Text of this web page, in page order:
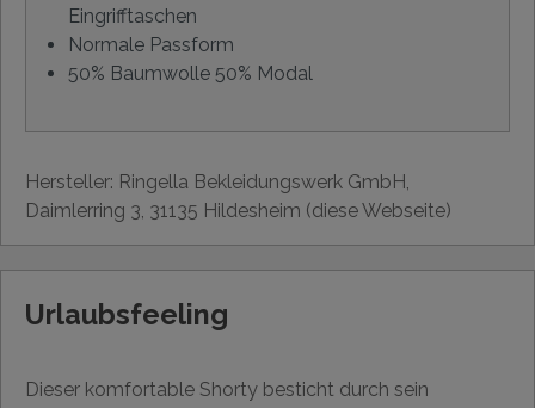
Eingrifftaschen
Normale Passform
50% Baumwolle 50% Modal
Hersteller: Ringella Bekleidungswerk GmbH,
Daimlerring 3, 31135 Hildesheim (diese Webseite)
Urlaubsfeeling
Dieser komfortable Shorty besticht durch sein